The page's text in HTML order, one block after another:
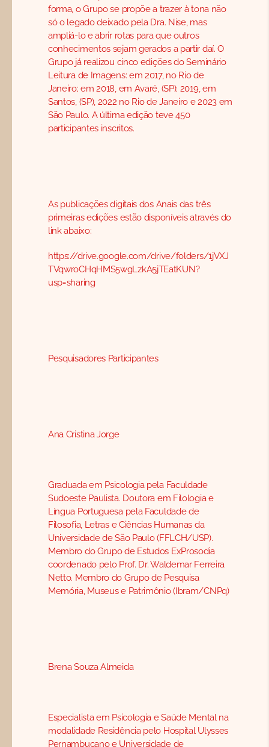
forma, o Grupo se propõe a trazer à tona não
só o legado deixado pela Dra. Nise, mas
ampliá-lo e abrir rotas para que outros
conhecimentos sejam gerados a partir daí. O
Grupo já realizou cinco edições do Seminário
Leitura de Imagens: em 2017, no Rio de
Janeiro; em 2018, em Avaré, (SP); 2019, em
Santos, (SP), 2022 no Rio de Janeiro e 2023 em
São Paulo. A última edição teve 450
participantes inscritos.
As publicações digitais dos Anais das três
primeiras edições estão disponíveis através do
link abaixo:
https://drive.google.com/drive/folders/1jVXJ
TVqwroCHqHMS5wgLzkA5jTEatKUN?
usp=sharing
Pesquisadores Participantes
Ana Cristina Jorge
Graduada em Psicologia pela Faculdade
Sudoeste Paulista. Doutora em Filologia e
Língua Portuguesa pela Faculdade de
Filosofia, Letras e Ciências Humanas da
Universidade de São Paulo (FFLCH/USP).
Membro do Grupo de Estudos ExProsodia
coordenado pelo Prof. Dr. Waldemar Ferreira
Netto. Membro do Grupo de Pesquisa
Memória, Museus e Patrimônio (Ibram/CNPq)
Brena Souza Almeida
Especialista em Psicologia e Saúde Mental na
modalidade Residência pelo Hospital Ulysses
Pernambucano e Universidade de